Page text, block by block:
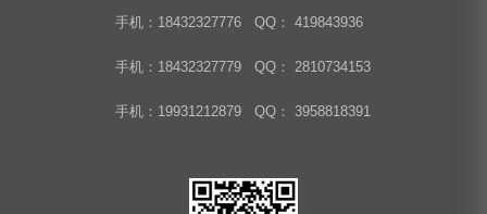
手机：18432327776 QQ： 419843936
手机：18432327779 QQ： 2810734153
手机：19931212879 QQ： 3958818391